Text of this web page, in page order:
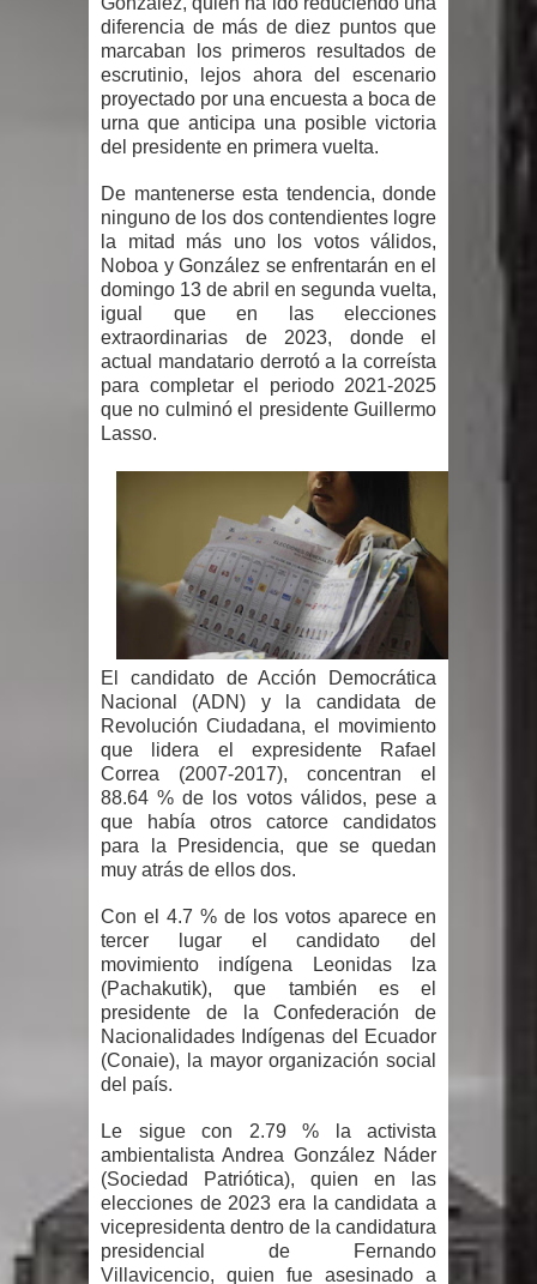
La Fiscalía de Bolivia ordena la
detención del expresidente Evo
Morales
Calor extremo para este jueves en
gran parte del territorio nacional
Miles de marroquíes cruzan la
frontera en masa para entrar a
España
sobre horarios de venta de alcohol
vigente desde 2006 y exige ley del
Congreso
Presidente LMD Víctor D´Aza
supervisa obra relleno sanitario y se
reúne con alcalde San Cristóbal
Un lunes trágico deja seis jóvenes
muertos
terremoto de magnitud 7,1 en Japón
Poder Ejecutivo promulga
modificaciones al nuevo Código Penal
reveló que con Presupuesto
Complementario gobierno endeuda
país con 3,500 millones de dólares
diferencia de más de diez puntos que
marcaban los primeros resultados de
escrutinio, lejos ahora del escenario
proyectado por una encuesta a boca de
urna que anticipa una posible victoria
del presidente en primera vuelta.
De mantenerse esta tendencia, donde
ninguno de los dos contendientes logre
la mitad más uno los votos válidos,
Noboa y González se enfrentarán en el
domingo 13 de abril en segunda vuelta,
igual que en las elecciones
extraordinarias de 2023, donde el
actual mandatario derrotó a la correísta
para completar el periodo 2021-2025
que no culminó el presidente Guillermo
Lasso.
El candidato de Acción Democrática
Nacional (ADN) y la candidata de
Revolución Ciudadana, el movimiento
que lidera el expresidente Rafael
Correa (2007-2017), concentran el
88.64 % de los votos válidos, pese a
que había otros catorce candidatos
para la Presidencia, que se quedan
muy atrás de ellos dos.
Con el 4.7 % de los votos aparece en
tercer lugar el candidato del
movimiento indígena Leonidas Iza
(Pachakutik), que también es el
presidente de la Confederación de
Nacionalidades Indígenas del Ecuador
(Conaie), la mayor organización social
del país.
Le sigue con 2.79 % la activista
ambientalista Andrea González Náder
(Sociedad Patriótica), quien en las
elecciones de 2023 era la candidata a
vicepresidenta dentro de la candidatura
presidencial de Fernando
Villavicencio, quien fue asesinado a